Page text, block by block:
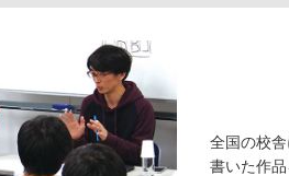
全国の校
書いた作